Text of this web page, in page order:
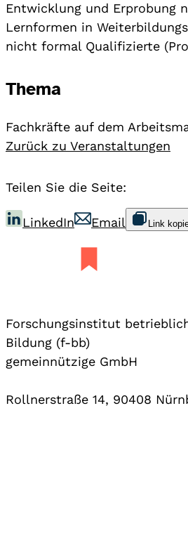
Entwicklung und Erprobung
Lernformen in
nicht formal Qualifizierte
Thema
Fachkräfte auf dem
Zurück zu Veranstaltungen
Teilen Sie die Seite:
LinkedIn Email Link
Forschungsinstitut
Bildung (f-bb)
gemeinnützige GmbH
Rollnerstraße 14, 90408